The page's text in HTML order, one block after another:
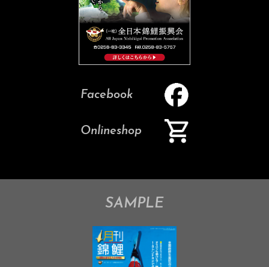
Facebook
Onlineshop
SAMPLE